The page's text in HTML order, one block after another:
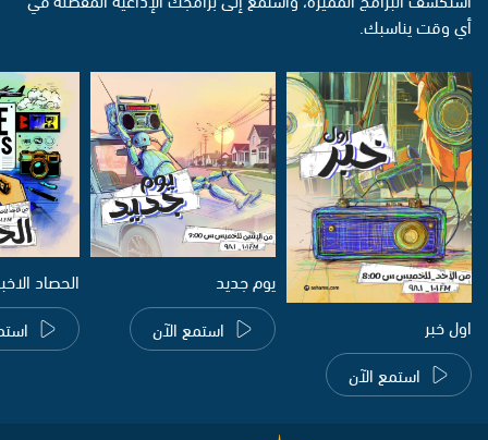
أي وقت يناسبك.
اول خبر
استمع الآن
يوم جديد
استمع الآن
الحصاد